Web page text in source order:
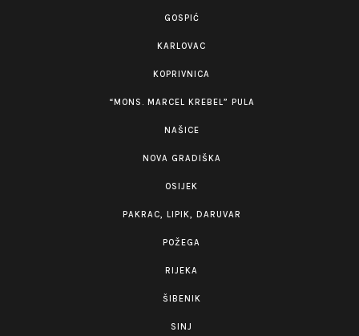
GOSPIĆ
KARLOVAC
KOPRIVNICA
“MONS. MARCEL KREBEL” PULA
NAŠICE
NOVA GRADIŠKA
OSIJEK
PAKRAC, LIPIK, DARUVAR
POŽEGA
RIJEKA
ŠIBENIK
SINJ